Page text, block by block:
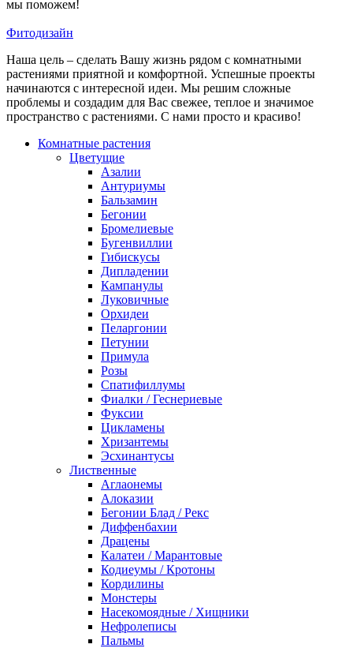
мы поможем!
Фитодизайн
Наша цель – сделать Вашу жизнь рядом с комнатными
растениями приятной и комфортной. Успешные проекты
начинаются с интересной идеи. Мы решим сложные
проблемы и создадим для Вас свежее, теплое и значимое
пространство с растениями. С нами просто и красиво!
Комнатные растения
Цветущие
Азалии
Антуриумы
Бальзамин
Бегонии
Бромелиевые
Бугенвиллии
Гибискусы
Дипладении
Кампанулы
Луковичные
Орхидеи
Пеларгонии
Петунии
Примула
Розы
Спатифиллумы
Фиалки / Геснериевые
Фуксии
Цикламены
Хризантемы
Эсхинантусы
Лиственные
Аглаонемы
Алоказии
Бегонии Блад / Рекс
Диффенбахии
Драцены
Калатеи / Марантовые
Кодиеумы / Кротоны
Кордилины
Монстеры
Насекомоядные / Хищники
Нефролеписы
Пальмы